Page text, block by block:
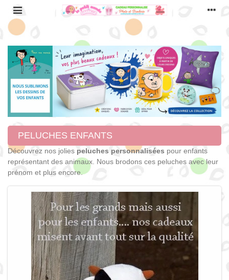
PELUCHES ENFANTS
Découvrez nos jolies peluches personnalisées pour enfants
représentant des animaux. Nous brodons ces peluches avec leur
prénom et plus encore.